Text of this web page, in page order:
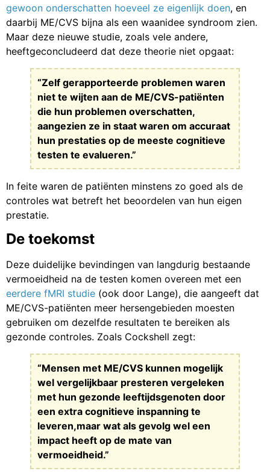
gewoon onderschatten hoeveel ze eigenlijk doen, en
daarbij ME/CVS bijna als een waanidee syndroom zien.
Maar deze nieuwe studie, zoals vele andere,
heeftgeconcludeerd dat deze theorie niet opgaat:
“Zelf gerapporteerde problemen waren
niet te wijten aan de ME/CVS-patiënten
die hun problemen overschatten,
aangezien ze in staat waren om accuraat
hun prestaties op de meeste cognitieve
testen te evalueren.”
In feite waren de patiënten minstens zo goed als de
controles wat betreft het beoordelen van hun eigen
prestatie.
De toekomst
Deze duidelijke bevindingen van langdurig bestaande
vermoeidheid na de testen komen overeen met een
eerdere fMRI studie (ook door Lange), die aangeeft dat
ME/CVS-patiënten meer hersengebieden moesten
gebruiken om dezelfde resultaten te bereiken als
gezonde controles. Zoals Cockshell zegt:
“Mensen met ME/CVS kunnen mogelijk
wel vergelijkbaar presteren vergeleken
met hun gezonde leeftijdsgenoten door
een extra cognitieve inspanning te
leveren,maar wat als gevolg wel een
impact heeft op de mate van
vermoeidheid.”